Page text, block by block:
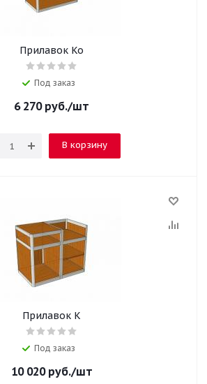
Прилавок Ко
Под заказ
6 270руб./шт
В корзину
Прилавок К
Под заказ
10 020руб./шт